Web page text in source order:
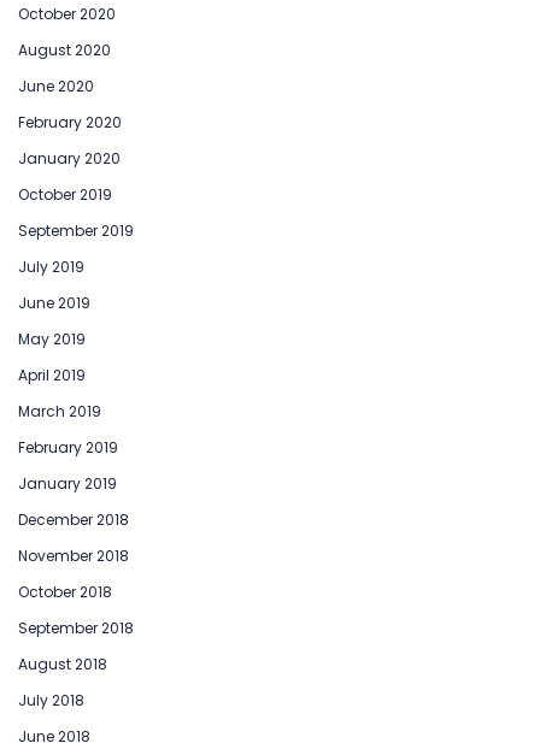
October 2020
August 2020
June 2020
February 2020
January 2020
October 2019
September 2019
July 2019
June 2019
May 2019
April 2019
March 2019
February 2019
January 2019
December 2018
November 2018
October 2018
September 2018
August 2018
July 2018
June 2018